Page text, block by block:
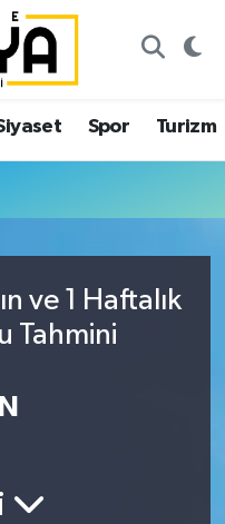
Spor Turizm
ve 1 Haftalık
Tahmini
Fikstür